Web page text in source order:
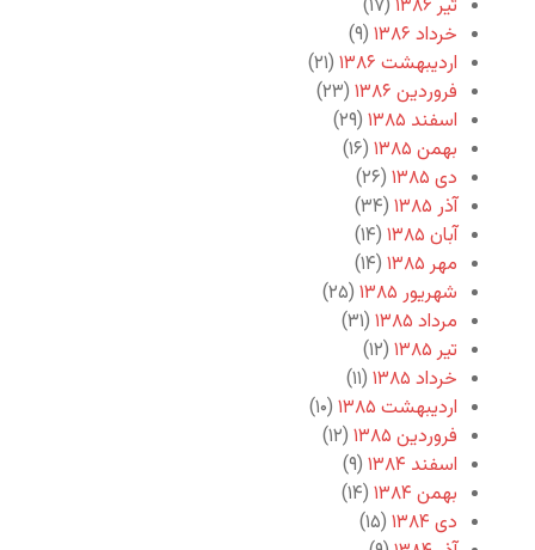
تیر ۱۳۸۶
(۱۷)
خرداد ۱۳۸۶
(۹)
اردیبهشت ۱۳۸۶
(۲۱)
فروردین ۱۳۸۶
(۲۳)
اسفند ۱۳۸۵
(۲۹)
بهمن ۱۳۸۵
(۱۶)
دی ۱۳۸۵
(۲۶)
آذر ۱۳۸۵
(۳۴)
آبان ۱۳۸۵
(۱۴)
مهر ۱۳۸۵
(۱۴)
شهریور ۱۳۸۵
(۲۵)
مرداد ۱۳۸۵
(۳۱)
تیر ۱۳۸۵
(۱۲)
خرداد ۱۳۸۵
(۱۱)
اردیبهشت ۱۳۸۵
(۱۰)
فروردین ۱۳۸۵
(۱۲)
اسفند ۱۳۸۴
(۹)
بهمن ۱۳۸۴
(۱۴)
دی ۱۳۸۴
(۱۵)